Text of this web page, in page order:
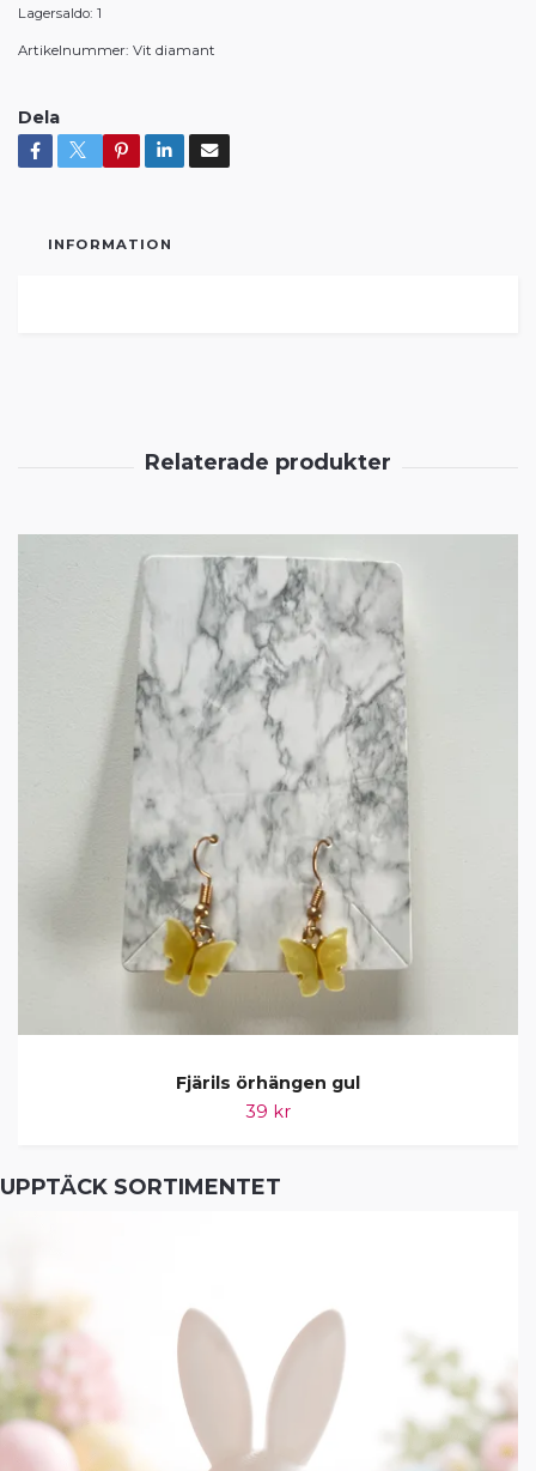
UPPTÄCK SORTIMENTET
Lagersaldo: 1
Artikelnummer: Vit diamant
Dela
INFORMATION
Fjärils örhängen gul
39 kr